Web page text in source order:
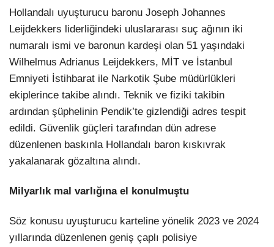
Hollandalı uyuşturucu baronu Joseph Johannes
Leijdekkers liderliğindeki uluslararası suç ağının iki
numaralı ismi ve baronun kardeşi olan 51 yaşındaki
Wilhelmus Adrianus Leijdekkers, MİT ve İstanbul
Emniyeti İstihbarat ile Narkotik Şube müdürlükleri
ekiplerince takibe alındı. Teknik ve fiziki takibin
ardından şüphelinin Pendik’te gizlendiği adres tespit
edildi. Güvenlik güçleri tarafından dün adrese
düzenlenen baskınla Hollandalı baron kıskıvrak
yakalanarak gözaltına alındı.
Milyarlık mal varlığına el konulmuştu
Söz konusu uyuşturucu karteline yönelik 2023 ve 2024
yıllarında düzenlenen geniş çaplı polisiye